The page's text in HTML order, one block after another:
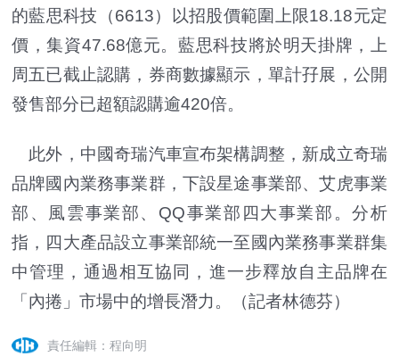
的藍思科技（6613）以招股價範圍上限18.18元定
價，集資47.68億元。藍思科技將於明天掛牌，上
周五已截止認購，券商數據顯示，單計孖展，公開
發售部分已超額認購逾420倍。
此外，中國奇瑞汽車宣布架構調整，新成立奇瑞
品牌國內業務事業群，下設星途事業部、艾虎事業
部、風雲事業部、QQ事業部四大事業部。分析
指，四大產品設立事業部統一至國內業務事業群集
中管理，通過相互協同，進一步釋放自主品牌在
「內捲」市場中的增長潛力。（記者林德芬）
責任編輯：程向明